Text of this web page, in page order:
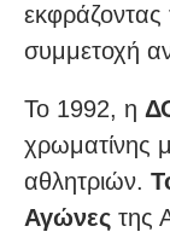
συμμετοχή
Το 1992, η
χρωματίνης
αθλητριών.
Αγώνες της